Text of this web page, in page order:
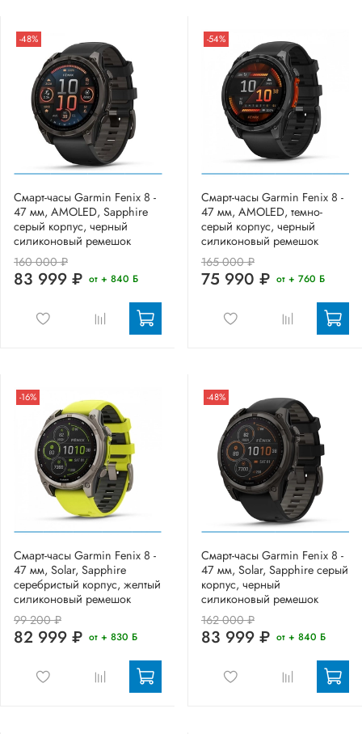
-48%
Смарт-часы Garmin Fenix 8 -
47 мм, AMOLED, Sapphire
серый корпус, черный
силиконовый ремешок
160 000 ₽
83 999 ₽ от + 840 Б
-54%
Смарт-часы Garmin Fenix 8 -
47 мм, AMOLED, темно-
серый корпус, черный
силиконовый ремешок
165 000 ₽
75 990 ₽ от + 760 Б
-16%
Смарт-часы Garmin Fenix 8 -
47 мм, Solar, Sapphire
серебристый корпус, желтый
силиконовый ремешок
99 200 ₽
82 999 ₽ от + 830 Б
-48%
Смарт-часы Garmin Fenix 8 -
47 мм, Solar, Sapphire серый
корпус, черный
силиконовый ремешок
162 000 ₽
83 999 ₽ от + 840 Б